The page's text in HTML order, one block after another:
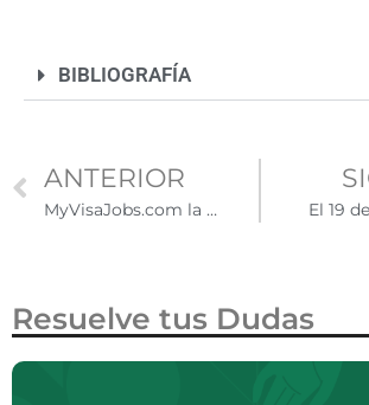
BIBLIOGRAFÍA
ANTERIOR
MyVisaJobs.com la plataforma de búsqueda de oportunidades laborales y empleadores en EE.UU.
Resuelve tus Dudas